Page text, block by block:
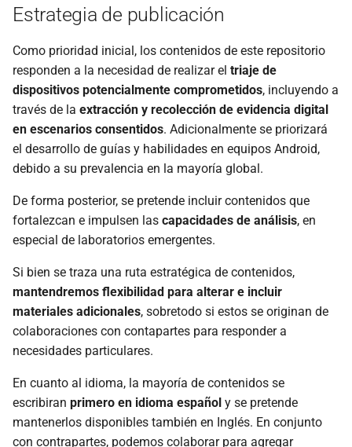
d
b
ú
s
q
e
d
a
AndroidQF?
Licencia de uso
Código de conducta
Limitación de
responsabilidades
Estrategia de publicación
Como prioridad inicial, los contenidos de este repositorio
responden a la necesidad de realizar el triaje de
dispositivos potencialmente comprometidos, incluyendo a
través de la extracción y recolección de evidencia digital
en escenarios consentidos. Adicionalmente se priorizará
el desarrollo de guías y habilidades en equipos Android,
debido a su prevalencia en la mayoría global.
De forma posterior, se pretende incluir contenidos que
fortalezcan e impulsen las capacidades de análisis, en
especial de laboratorios emergentes.
Si bien se traza una ruta estratégica de contenidos,
mantendremos flexibilidad para alterar e incluir
materiales adicionales, sobretodo si estos se originan de
colaboraciones con contapartes para responder a
necesidades particulares.
En cuanto al idioma, la mayoría de contenidos se
escribiran primero en idioma español y se pretende
mantenerlos disponibles también en Inglés. En conjunto
con contrapartes, podemos colaborar para agregar